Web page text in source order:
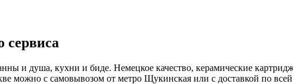
сервиса
и душа, кухни и биде. Немецкое качество, керамические
можно с самовывозом от метро Щукинская или с доставкой по